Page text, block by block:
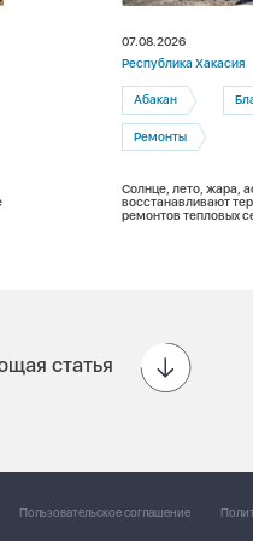
07.08.2026
Республика Хакасия
Абакан
Ремонты
Солнце, лето, жара,
восстанавливают
ремонтов тепловых
статья
Пользовательское соглашение